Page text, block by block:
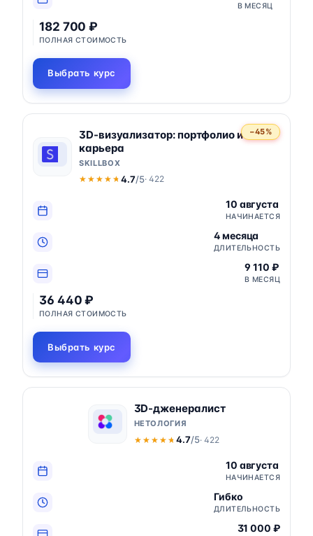
В МЕСЯЦ
182 700 ₽
ПОЛНАЯ СТОИМОСТЬ
Выбрать курс
−45%
3D-визуализатор: портфолио и
карьера
SKILLBOX
★★★★★
★★★★★ 4.7/5· 422
10 августа
НАЧИНАЕТСЯ
4 месяца
ДЛИТЕЛЬНОСТЬ
9 110 ₽
В МЕСЯЦ
36 440 ₽
ПОЛНАЯ СТОИМОСТЬ
Выбрать курс
3D-дженералист
НЕТОЛОГИЯ
★★★★★
★★★★★ 4.7/5· 422
10 августа
НАЧИНАЕТСЯ
Гибко
ДЛИТЕЛЬНОСТЬ
31 000 ₽